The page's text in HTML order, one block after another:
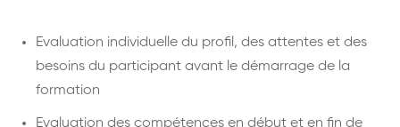
Evaluation individuelle du profil, des attentes et des
besoins du participant avant le démarrage de la
formation
Evaluation des compétences en début et en fin de